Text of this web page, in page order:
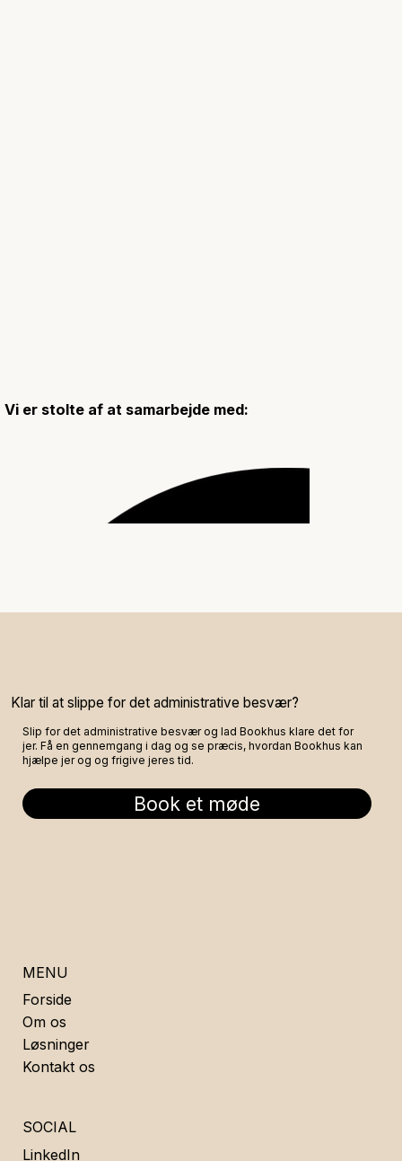
Vi er stolte af at samarbejde med:
Klar til at slippe for det administrative besvær?
Slip for det administrative besvær og lad Bookhus klare det for
jer. Få en gennemgang i dag og se præcis, hvordan Bookhus kan
hjælpe jer og og frigive jeres tid.
Book et møde
MENU
Forside
Om os
Løsninger
Kontakt os
SOCIAL
LinkedIn